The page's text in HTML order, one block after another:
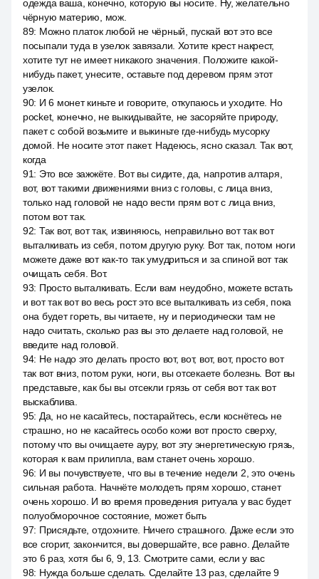
одежда ваша, конечно, которую вы носите. Ну, желательно
чёрную материю, мож.
89: Можно платок любой не чёрный, пускай вот это все
посыпали туда в узелок завязали. Хотите крест накрест,
хотите тут не имеет никакого значения. Положите какой-
нибудь пакет, унесите, оставьте под деревом прям этот
узелок.
90: И 6 монет киньте и говорите, откупаюсь и уходите. Но
pocket, конечно, не выкидывайте, не засоряйте природу,
пакет с собой возьмите и выкиньте где-нибудь мусорку
домой. Не носите этот пакет. Надеюсь, ясно сказал. Так вот,
когда
91: Это все зажжёте. Вот вы сидите, да, напротив алтаря,
вот, вот такими движениями вниз с головы, с лица вниз,
только над головой не надо вести прям вот с лица вниз,
потом вот так.
92: Так вот, вот так, извиняюсь, неправильно вот так вот
выталкивать из себя, потом другую руку. Вот так, потом ноги
можете даже вот как-то так умудриться и за спиной вот так
очищать себя. Вот.
93: Просто выталкивать. Если вам неудобно, можете встать
и вот так вот во весь рост это все выталкивать из себя, пока
она будет гореть, вы читаете, ну и периодически там не
надо считать, сколько раз вы это делаете над головой, не
введите над головой.
94: Не надо это делать просто вот, вот, вот, вот, просто вот
так вот вниз, потом руки, ноги, вы отсекаете болезнь. Вот вы
представьте, как бы вы отсекли грязь от себя вот так вот
выскаблива.
95: Да, но не касайтесь, постарайтесь, если коснётесь не
страшно, но не касайтесь особо кожи вот просто сверху,
потому что вы очищаете ауру, вот эту энергетическую грязь,
которая к вам прилипла, вам станет очень хорошо.
96: И вы почувствуете, что вы в течение недели 2, это очень
сильная работа. Начнёте молодеть прям хорошо, станет
очень хорошо. И во время проведения ритуала у вас будет
полуобморочное состояние, может быть
97: Присядьте, отдохните. Ничего страшного. Даже если это
все сгорит, закончится, вы довершайте, все равно. Делайте
это 6 раз, хотя бы 6, 9, 13. Смотрите сами, если у вас
98: Нужда больше сделать. Сделайте 13 раз, сделайте 9